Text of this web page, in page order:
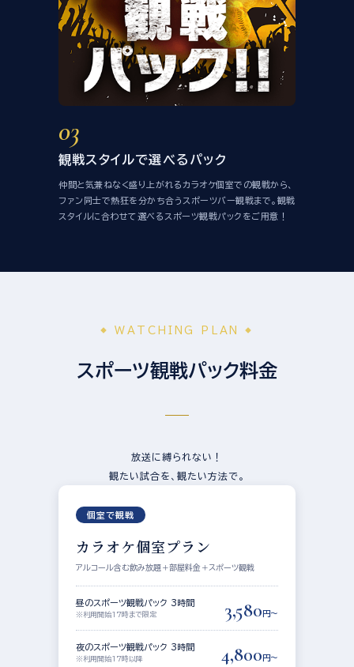
03
観戦スタイルで選べるパック
仲間と気兼ねなく盛り上がれるカラオケ個室での観戦から、
ファン同士で熱狂を分かち合うスポーツバー観戦まで。観戦
スタイルに合わせて選べるスポーツ観戦パックをご用意！
WATCHING PLAN
スポーツ観戦パック料金
放送に縛られない！
観たい試合を、観たい方法で。
個室で観戦
カラオケ個室プラン
アルコール含む飲み放題＋部屋料金＋スポーツ観戦
昼のスポーツ観戦パック 3時間
※利用開始17時まで限定 3,580 円〜
夜のスポーツ観戦パック 3時間
※利用開始17時以降 4,800 円〜